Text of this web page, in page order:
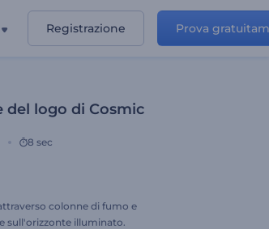
Registrazione Prova
del logo di Cosmic
8 sec
colonne di fumo e
sull'orizzonte illuminato.